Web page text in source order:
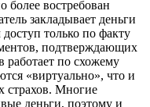
востребован
закладывает деньги
только по факту
подтверждающих
работает по схожему
«виртуально», что и
страхов. Многие
деньги, поэтому и